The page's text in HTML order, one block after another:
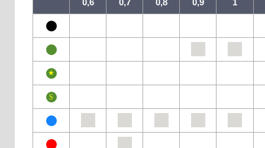
0,6 0,7 0,8 0,9 1